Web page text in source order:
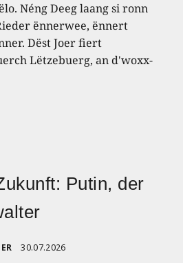
Néng Deeg laang si ronn
ënnerwee, ënnert
Dëst Joer fiert
Lëtzebuerg, an d'woxx-
Putin, der
30.07.2026